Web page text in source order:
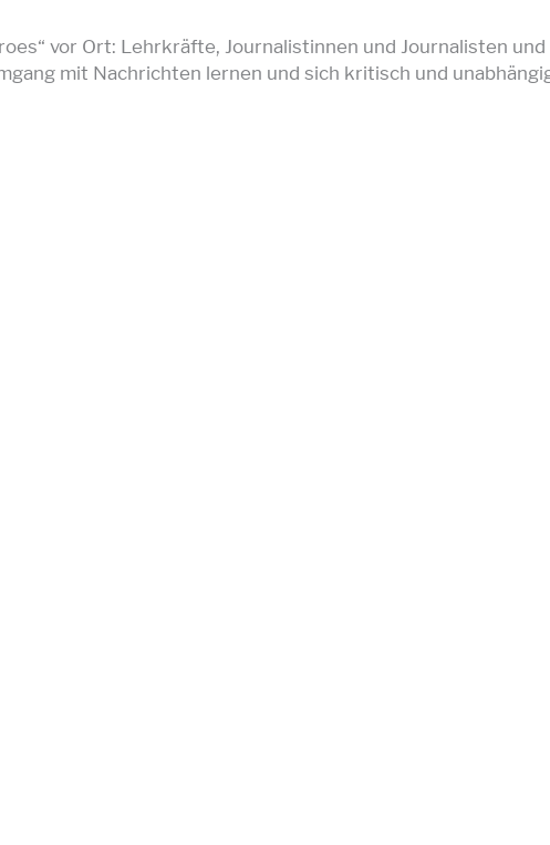
vor Ort: Lehrkräfte, Journalistinnen und Journalisten
mit Nachrichten lernen und sich kritisch und